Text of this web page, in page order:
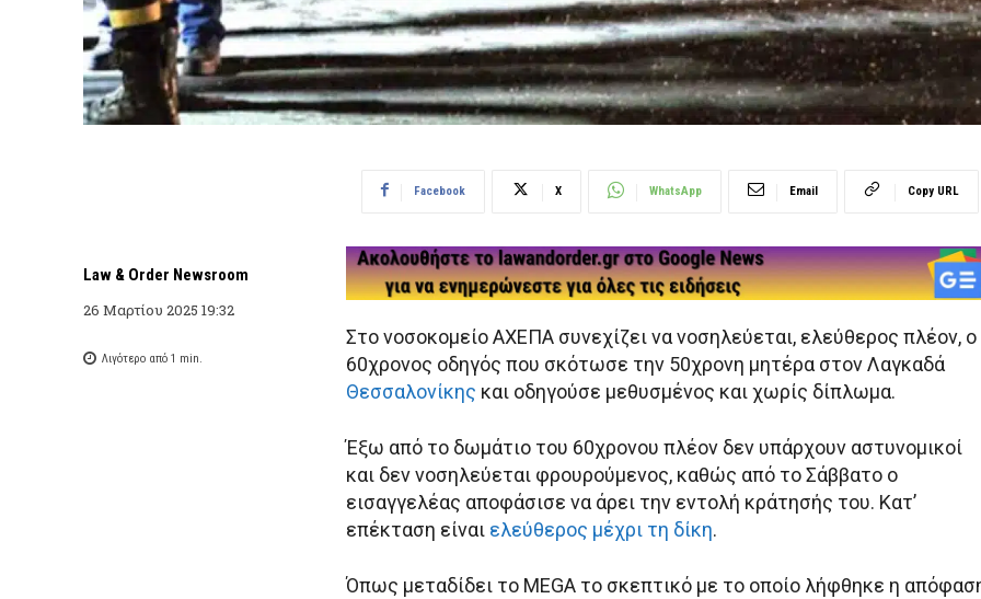
Law & Order Newsroom
26 Μαρτίου 2025 19:32
Λιγότερο από 1 min.
Facebook X WhatsApp Email Copy URL
Στο νοσοκομείο ΑΧΕΠΑ συνεχίζει να νοσηλεύεται, ελεύθερος πλέον, ο
60χρονος οδηγός που σκότωσε την 50χρονη μητέρα στον Λαγκαδά
Θεσσαλονίκης και οδηγούσε μεθυσμένος και χωρίς δίπλωμα.
Έξω από το δωμάτιο του 60χρονου πλέον δεν υπάρχουν αστυνομικοί
και δεν νοσηλεύεται φρουρούμενος, καθώς από το Σάββατο ο
εισαγγελέας αποφάσισε να άρει την εντολή κράτησής του. Κατ’
επέκταση είναι ελεύθερος μέχρι τη δίκη.
Όπως μεταδίδει το MEGA το σκεπτικό με το οποίο λήφθηκε η